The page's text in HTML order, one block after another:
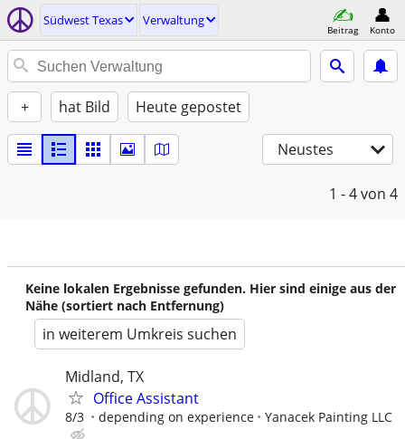
Südwest Texas Verwaltung
Beitrag Konto
+ hat Bild Heute gepostet
Neustes
1 - 4von 4
Keine lokalen Ergebnisse gefunden. Hier sind einige aus der
Nähe (sortiert nach Entfernung)
in weiterem Umkreis suchen
Midland, TX
Office Assistant
8/3 depending on experience Yanacek Painting LLC